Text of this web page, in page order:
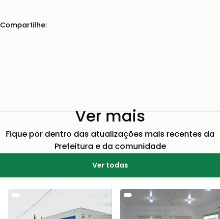
Compartilhe:
Ver mais
Fique por dentro das atualizações mais recentes da
Prefeitura e da comunidade
Ver todas